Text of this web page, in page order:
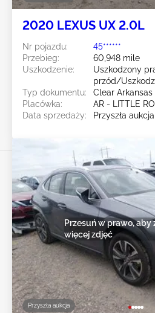
2020 LEXUS UX 2.0L
Nr pojazdu:
45******
Przebieg:
60,948 mile
Uszkodzenie:
Uszkodzony
przód/
Typ dokumentu:
Clear Arkansas
Placówka:
AR - LITTLE
Data sprzedaży:
Przyszła aukcja
Przyszła aukcja
Przesuń w prawo, aby
więcej zdjęć